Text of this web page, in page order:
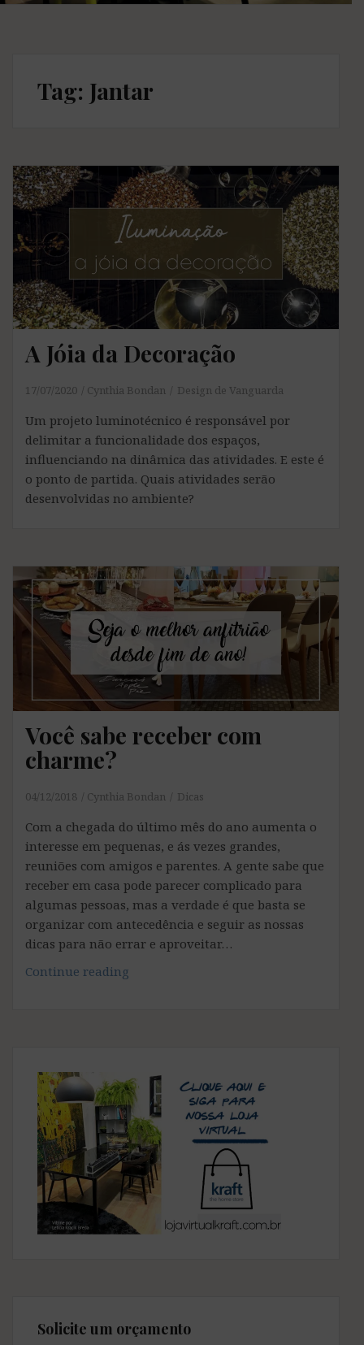
Tag: Jantar
A Jóia da Decoração
17/07/2020 Cynthia Bondan Design de Vanguarda
Um projeto luminotécnico é responsável por
delimitar a funcionalidade dos espaços,
influenciando na dinâmica das atividades. E este é
o ponto de partida. Quais atividades serão
desenvolvidas no ambiente?
Você sabe receber com
charme?
04/12/2018 Cynthia Bondan Dicas
Com a chegada do último mês do ano aumenta o
interesse em pequenas, e ás vezes grandes,
reuniões com amigos e parentes. A gente sabe que
receber em casa pode parecer complicado para
algumas pessoas, mas a verdade é que basta se
organizar com antecedência e seguir as nossas
dicas para não errar e aproveitar…
Continue reading
Solicite um orçamento